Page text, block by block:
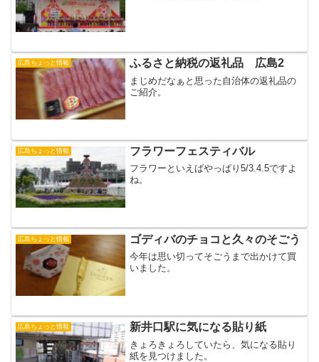
広島ちょっと情報 ふるさと納税の返礼品 広島2
まじめだなぁと思った自治体の返礼品の
ご紹介。
広島ちょっと情報 フラワーフェスティバル
フラワーといえばやっぱり5/3.4.5ですよ
ね。
広島ちょっと情報 ゴディバのチョコと久々のそごう
今年は思い切ってそごうまで出かけて買
いました。
広島ちょっと情報 新井口駅に気になる貼り紙
きょろきょろしていたら、気になる貼り
紙を見つけました。